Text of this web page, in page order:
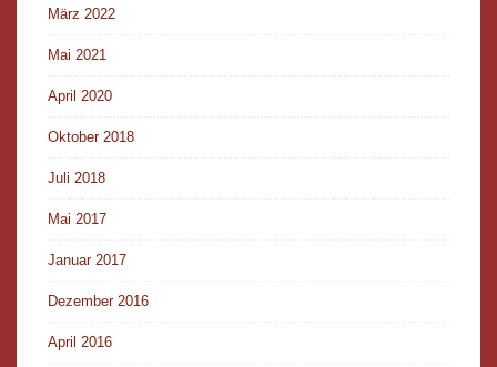
März 2022
Mai 2021
April 2020
Oktober 2018
Juli 2018
Mai 2017
Januar 2017
Dezember 2016
April 2016